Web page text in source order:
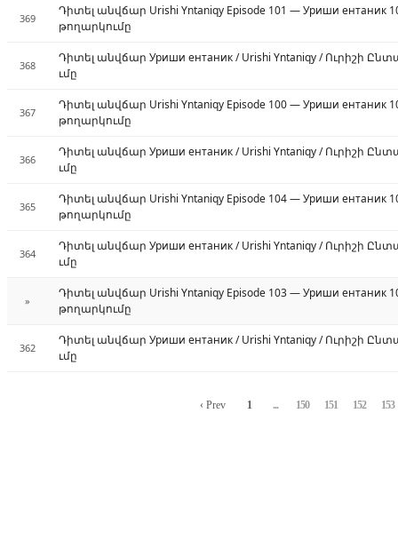
369
Դիտել անվճար Urishi Yntaniqy Episode 101 — Уриши ентаник
թողարկումը
368
Դիտել անվճար Уриши ентаник / Urishi Yntaniqy / Ուրիշի
ւմը
367
Դիտել անվճար Urishi Yntaniqy Episode 100 — Уриши ентаник
թողարկումը
366
Դիտել անվճար Уриши ентаник / Urishi Yntaniqy / Ուրիշի
ւմը
365
Դիտել անվճար Urishi Yntaniqy Episode 104 — Уриши ентаник
թողարկումը
364
Դիտել անվճար Уриши ентаник / Urishi Yntaniqy / Ուրիշի
ւմը
»
Դիտել անվճար Urishi Yntaniqy Episode 103 — Уриши ентаник
թողարկումը
362
Դիտել անվճար Уриши ентаник / Urishi Yntaniqy / Ուրիշի
ւմը
‹ Prev 1 ... 150 151 152 153